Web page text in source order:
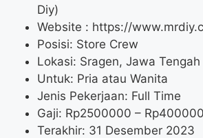
Diy)
Website : https://
Posisi: Store Crew
Lokasi: Sragen, Jawa Tengah
Untuk: Pria atau Wanita
Jenis Pekerjaan: Full Time
Gaji: Rp2500000 – Rp
Terakhir: 31 Desember 2023